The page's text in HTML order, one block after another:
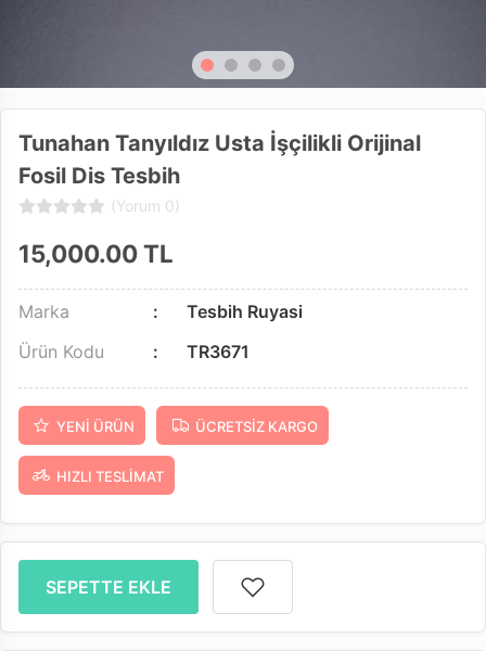
Tunahan Tanyıldız Usta İşçilikli Orijinal
Fosil Dis Tesbih
(Yorum 0)
15,000.00TL
Marka
Tesbih Ruyasi
Ürün Kodu
TR3671
YENI ÜRÜN ÜCRETSIZ KARGO
HIZLI TESLIMAT
SEPETTE EKLE